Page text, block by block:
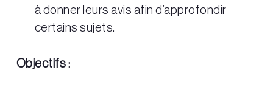
à donner leurs avis afin d’approfondir
certains sujets.
Objectifs :